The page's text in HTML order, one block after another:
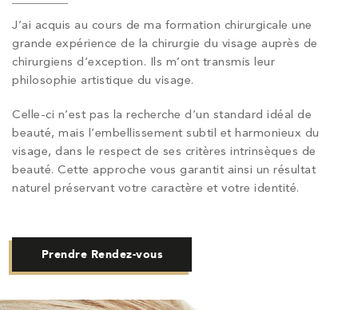
J’ai acquis au cours de ma formation chirurgicale une
grande expérience de la chirurgie du visage auprès de
chirurgiens d’exception. Ils m’ont transmis leur
philosophie artistique du visage.
Celle-ci n’est pas la recherche d’un standard idéal de
beauté, mais l’embellissement subtil et harmonieux du
visage, dans le respect de ses critères intrinsèques de
beauté. Cette approche vous garantit ainsi un résultat
naturel préservant votre caractère et votre identité.
Prendre Rendez-vous